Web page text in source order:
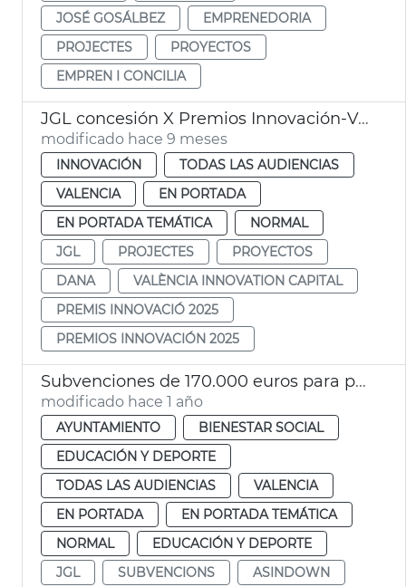
JOSÉ GOSÁLBEZ
EMPRENEDORIA
PROJECTES
PROYECTOS
EMPREN I CONCILIA
JGL concesión X Premios Innovación-Valencia Innovation Capital
modificado hace 9 meses
INNOVACIÓN
TODAS LAS AUDIENCIAS
VALENCIA
EN PORTADA
EN PORTADA TEMÁTICA
NORMAL
JGL
PROJECTES
PROYECTOS
DANA
VALÈNCIA INNOVATION CAPITAL
PREMIS INNOVACIÓ 2025
PREMIOS INNOVACIÓN 2025
Subvenciones de 170.000 euros para proyectos de entidades sociales
modificado hace 1 año
AYUNTAMIENTO
BIENESTAR SOCIAL
EDUCACIÓN Y DEPORTE
TODAS LAS AUDIENCIAS
VALENCIA
EN PORTADA
EN PORTADA TEMÁTICA
NORMAL
EDUCACIÓN Y DEPORTE
JGL
SUBVENCIONS ASINDOWN